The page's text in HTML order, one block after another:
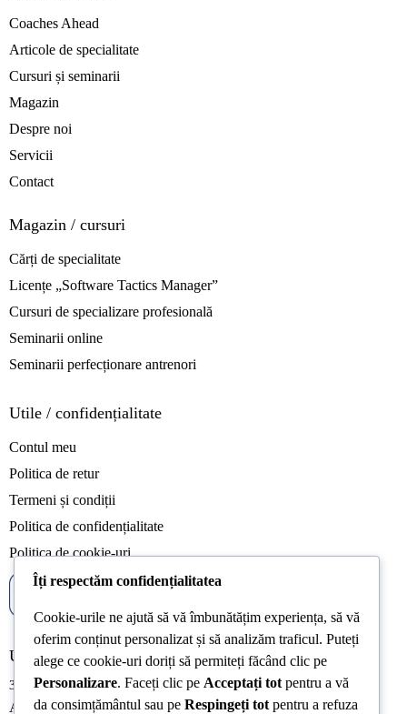
Coaches Ahead
Articole de specialitate
Cursuri și seminarii
Magazin
Despre noi
Servicii
Contact
Magazin / cursuri
Cărți de specialitate
Licențe „Software Tactics Manager”
Cursuri de specializare profesională
Seminarii online
Seminarii perfecționare antrenori
Utile / confidențialitate
Contul meu
Politica de retur
Termeni și condiții
Politica de confidențialitate
Politica de cookie-uri
Ultimele articole
31/07/2026
Acreditarea Școlii Postliceale CRSSE Timișoara confirmă
Îți respectăm confidențialitatea
Cookie-urile ne ajută să vă îmbunătățim experiența, să vă
oferim conținut personalizat și să analizăm traficul. Puteți
alege ce cookie-uri doriți să permiteți făcând clic pe
Personalizare. Faceți clic pe Acceptați tot pentru a vă
da consimțământul sau pe Respingeți tot pentru a refuza